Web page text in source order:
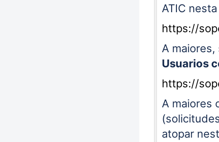
ATIC
https://
A
Usuarios
https://
A maiores
atopar